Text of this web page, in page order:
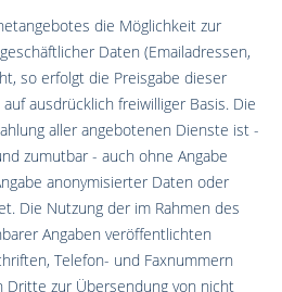
die Möglichkeit zur
Daten (Emailadressen,
so erfolgt die Preisgabe dieser
ausdrücklich freiwilliger Basis. Die
aller angebotenen Dienste ist -
zumutbar - auch ohne Angabe
anonymisierter Daten oder
Die Nutzung der im Rahmen des
Angaben veröffentlichten
Telefon- und Faxnummern
Dritte zur Übersendung von nicht